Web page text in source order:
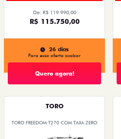
De: R$ 119.990,00
R$ 115.750,00
26 dias
Para essa oferta acabar
Quero agora!
TORO
TORO FREEDOM T270 COM TAXA ZERO